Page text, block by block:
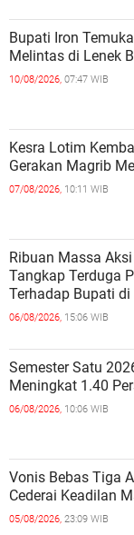
Bupati Iron
Melintas di Lenek
10/08/2026, 07:47 WIB
Kesra Lotim
Gerakan Magrib
07/08/2026, 10:11 WIB
Ribuan Massa
Tangkap Terduga
Terhadap Bupati
06/08/2026, 15:06 WIB
Semester Satu
Meningkat 1.40
06/08/2026, 10:06 WIB
Vonis Bebas Tiga
Cederai Keadilan
05/08/2026, 23:09 WIB